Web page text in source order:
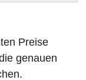
Preise
genauen